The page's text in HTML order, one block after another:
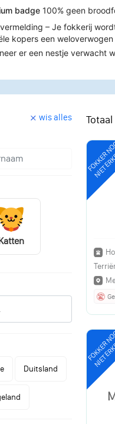
badge 100% geen
– Je fokkerij
kopers een
er een nestje verwacht
wis alles
Duitsland
Totaal
FOKKER
NIET
FOKKER
NIET